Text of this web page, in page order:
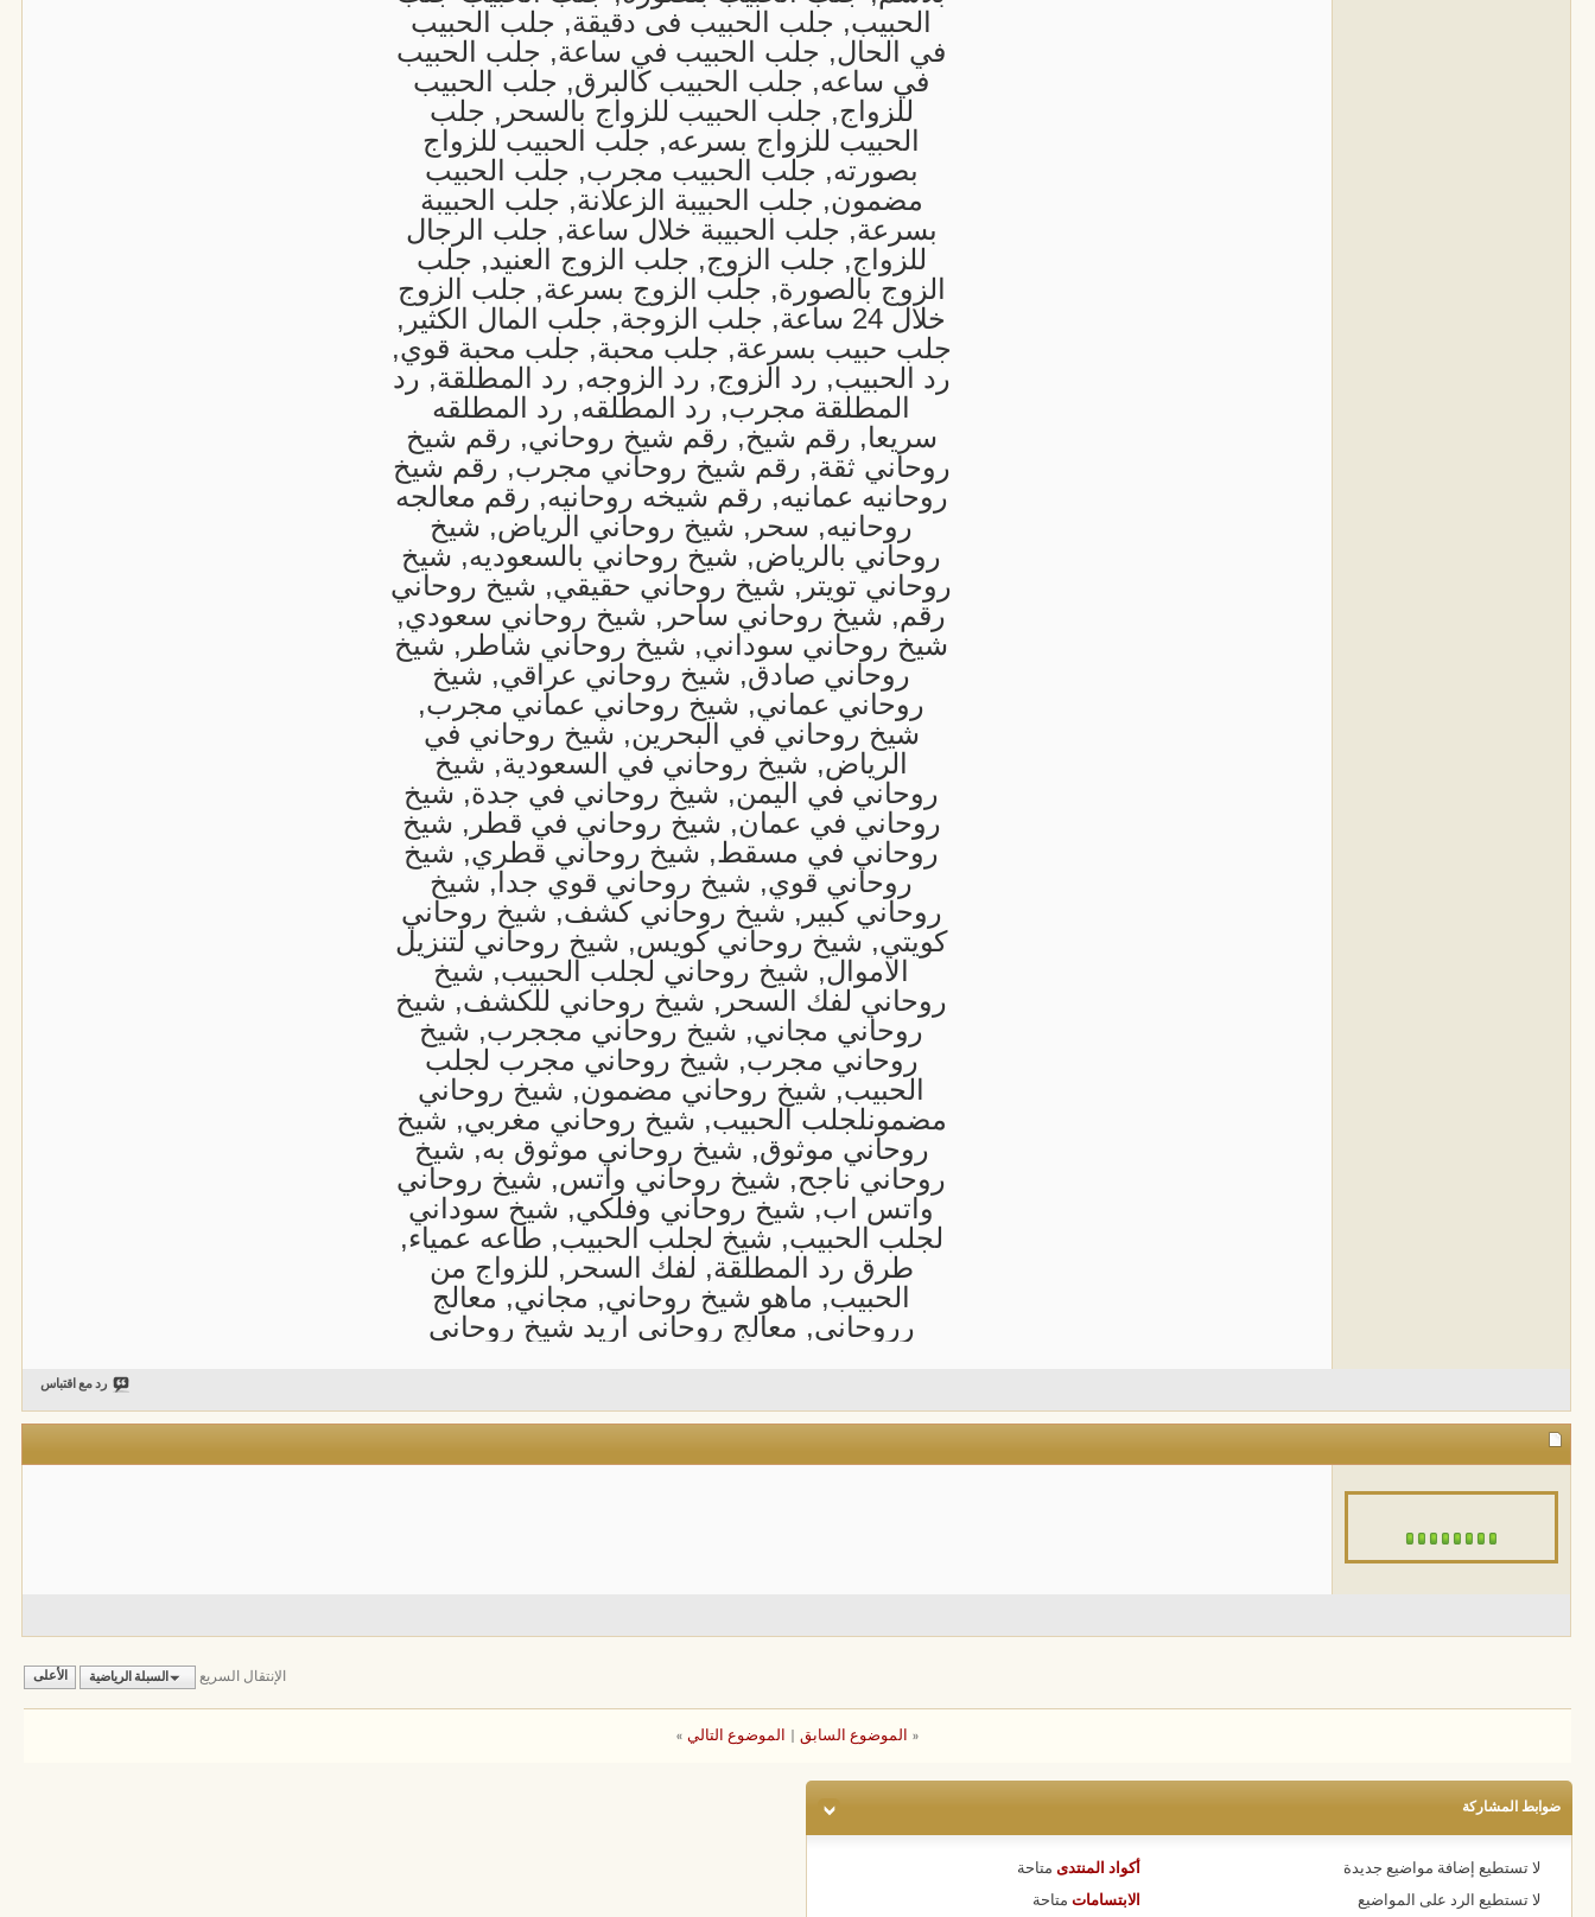
الحبيب, جلب الحبيب فى دقيقة, جلب الحبيب
في الحال, جلب الحبيب في ساعة, جلب الحبيب
في ساعه, جلب الحبيب كالبرق, جلب الحبيب
للزواج, جلب الحبيب للزواج بالسحر, جلب
الحبيب للزواج بسرعه, جلب الحبيب للزواج
بصورته, جلب الحبيب مجرب, جلب الحبيب
مضمون, جلب الحبيبة الزعلانة, جلب الحبيبة
بسرعة, جلب الحبيبة خلال ساعة, جلب الرجال
للزواج, جلب الزوج, جلب الزوج العنيد, جلب
الزوج بالصورة, جلب الزوج بسرعة, جلب الزوج
خلال 24 ساعة, جلب الزوجة, جلب المال الكثير,
جلب حبيب بسرعة, جلب محبة, جلب محبة قوي,
رد الحبيب, رد الزوج, رد الزوجه, رد المطلقة, رد
المطلقة مجرب, رد المطلقه, رد المطلقه
سريعا, رقم شيخ, رقم شيخ روحاني, رقم شيخ
روحاني ثقة, رقم شيخ روحاني مجرب, رقم شيخ
روحانيه عمانيه, رقم شيخه روحانيه, رقم معالجه
روحانيه, سحر, شيخ روحاني الرياض, شيخ
روحاني بالرياض, شيخ روحاني بالسعوديه, شيخ
روحاني تويتر, شيخ روحاني حقيقي, شيخ روحاني
رقم, شيخ روحاني ساحر, شيخ روحاني سعودي,
شيخ روحاني سوداني, شيخ روحاني شاطر, شيخ
روحاني صادق, شيخ روحاني عراقي, شيخ
روحاني عماني, شيخ روحاني عماني مجرب,
شيخ روحاني في البحرين, شيخ روحاني في
الرياض, شيخ روحاني في السعودية, شيخ
روحاني في اليمن, شيخ روحاني في جدة, شيخ
روحاني في عمان, شيخ روحاني في قطر, شيخ
روحاني في مسقط, شيخ روحاني قطري, شيخ
روحاني قوي, شيخ روحاني قوي جدا, شيخ
روحاني كبير, شيخ روحاني كشف, شيخ روحاني
كويتي, شيخ روحاني كويس, شيخ روحاني لتنزيل
الاموال, شيخ روحاني لجلب الحبيب, شيخ
روحاني لفك السحر, شيخ روحاني للكشف, شيخ
روحاني مجاني, شيخ روحاني مججرب, شيخ
روحاني مجرب, شيخ روحاني مجرب لجلب
الحبيب, شيخ روحاني مضمون, شيخ روحاني
مضمونلجلب الحبيب, شيخ روحاني مغربي, شيخ
روحاني موثوق, شيخ روحاني موثوق به, شيخ
روحاني ناجح, شيخ روحاني واتس, شيخ روحاني
واتس اب, شيخ روحاني وفلكي, شيخ سوداني
لجلب الحبيب, شيخ لجلب الحبيب, طاعه عمياء,
طرق رد المطلقة, لفك السحر, للزواج من
الحبيب, ماهو شيخ روحاني, مجاني, معالج
رروحاني, معالج روحاني اريد شيخ روحاني
رد مع اقتباس
الإنتقال السريع السبلة الرياضية الأعلى
« الموضوع السابق الموضوع التالي »
ضوابط المشاركة
لا تستطيع إضافة مواضيع جديدة
لا تستطيع الرد على المواضيع
أكواد المنتدى متاحة
الابتسامات متاحة